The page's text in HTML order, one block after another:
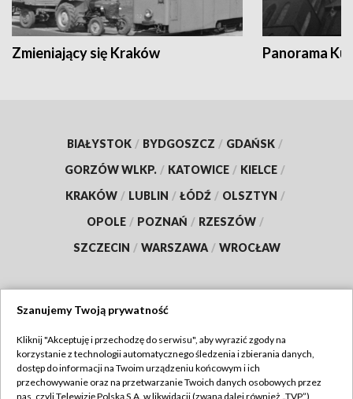
Zmieniający się Kraków Panorama
BIAŁYSTOK / BYDGOSZCZ / GDAŃSK /
GORZÓW WLKP. / KATOWICE / KIELCE /
KRAKÓW / LUBLIN / ŁÓDŹ / OLSZTYN /
OPOLE / POZNAŃ / RZESZÓW /
SZCZECIN / WARSZAWA / WROCŁAW
TVP
Abonament TVP
Regulamin TVP
Szanujemy Twoją prywatność
Kliknij "Akceptuję i przechodzę do serwisu", aby wyrazić zgody na
korzystanie z technologii automatycznego śledzenia i zbierania danych,
dostęp do informacji na Twoim urządzeniu końcowym i ich
przechowywanie oraz na przetwarzanie Twoich danych osobowych przez
nas, czyli Telewizję Polską S.A. w likwidacji (zwaną dalej również „TVP”),